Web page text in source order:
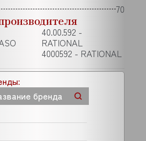
70
40.00.592 -
RATIONAL
4000592 - RATIONAL